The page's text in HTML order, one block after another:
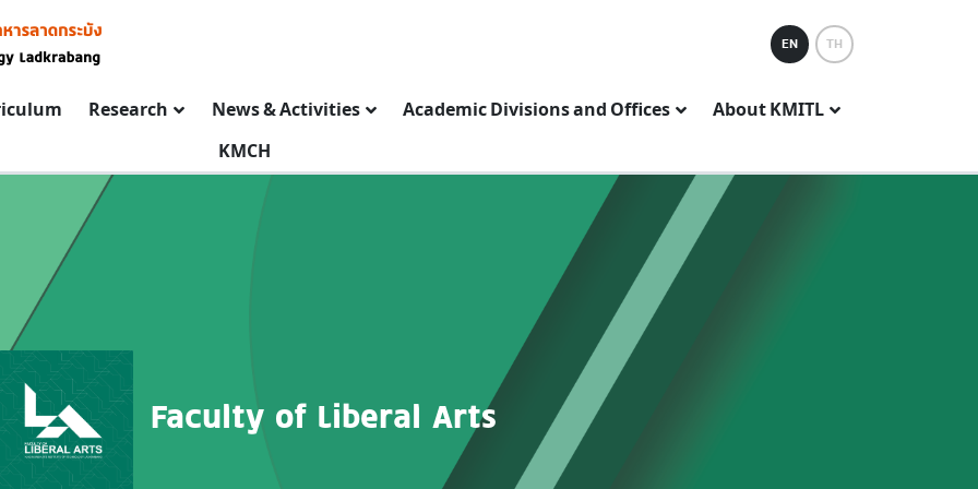
EN TH
Research News & Activities Academic Divisions and Offices
About KMITL
KMCH
Faculty of Liberal Arts